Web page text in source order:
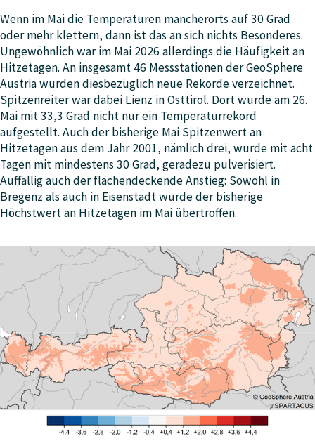
Wenn im Mai die Temperaturen mancherorts auf 30 Grad
oder mehr klettern, dann ist das an sich nichts Besonderes.
Ungewöhnlich war im Mai 2026 allerdings die Häufigkeit an
Hitzetagen. An insgesamt 46 Messstationen der GeoSphere
Austria wurden diesbezüglich neue Rekorde verzeichnet.
Spitzenreiter war dabei Lienz in Osttirol. Dort wurde am 26.
Mai mit 33,3 Grad nicht nur ein Temperaturrekord
aufgestellt. Auch der bisherige Mai Spitzenwert an
Hitzetagen aus dem Jahr 2001, nämlich drei, wurde mit acht
Tagen mit mindestens 30 Grad, geradezu pulverisiert.
Auffällig auch der flächendeckende Anstieg: Sowohl in
Bregenz als auch in Eisenstadt wurde der bisherige
Höchstwert an Hitzetagen im Mai übertroffen.